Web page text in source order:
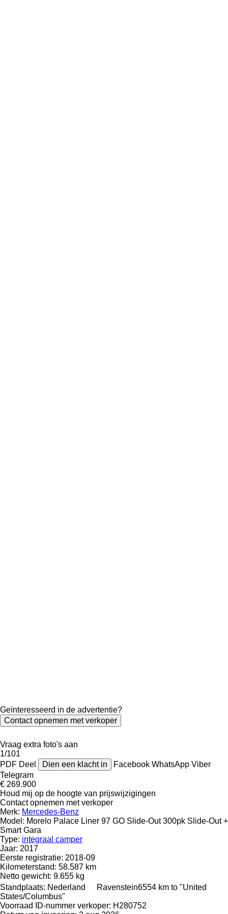
Geïnteresseerd in de advertentie?
Contact opnemen met verkoper
Vraag extra foto's aan
1/101
PDF Deel Dien een klacht in Facebook WhatsApp Viber
Telegram
€ 269.900
Houd mij op de hoogte van prijswijzigingen
Contact opnemen met verkoper
Merk: Mercedes-Benz
Model: Morelo Palace Liner 97 GO Slide-Out 300pk Slide-Out +
Smart Gara
Type: integraal camper
Jaar: 2017
Eerste registratie: 2018-09
Kilometerstand: 58.587 km
Netto gewicht: 9.655 kg
Standplaats: Nederland Ravenstein6554 km to "United
States/Columbus"
Voorraad ID-nummer verkoper: H280752